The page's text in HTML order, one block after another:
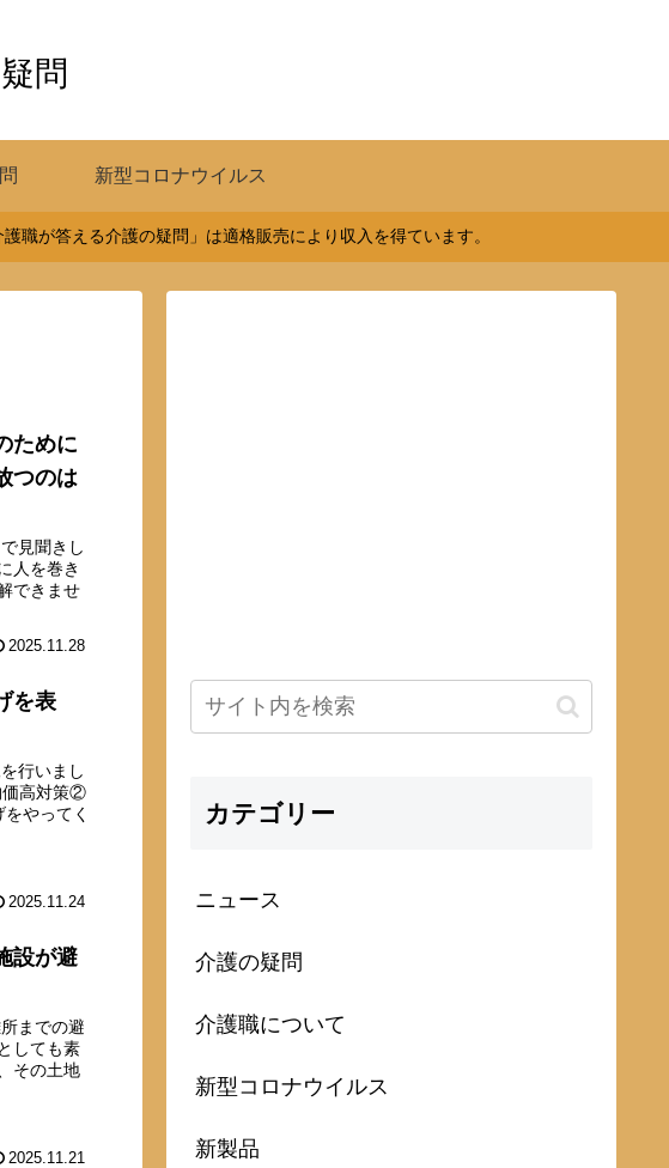
問
新型コロナウイルス
が答える介護の疑問」は適格販売により収入を得ています。
ために
つのは
見聞きし
人を巻き
できませ
2025.11.28
を表
行いまし
価高対策②
やってく
2025.11.24
設が避
までの避
しても素
その土地
2025.11.21
カテゴリー
ニュース
介護の疑問
介護職について
新型コロナウイルス
新製品